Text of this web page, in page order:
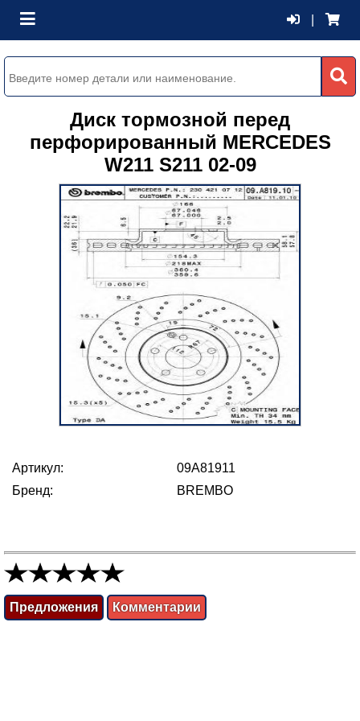
Диск тормозной перед
перфорированный MERCEDES
W211 S211 02-09
Артикул:
09A81911
Бренд:
BREMBO
Предложения Комментарии